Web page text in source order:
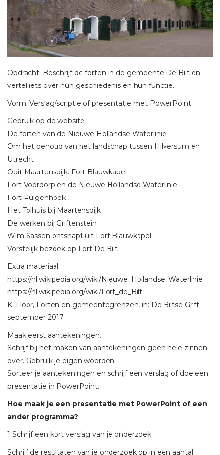
Opdracht: Beschrijf de forten in de gemeente De Bilt en
vertel iets over hun geschiedenis en hun functie.
Vorm: Verslag/scriptie of presentatie met PowerPoint.
Gebruik op de website:
De forten van de Nieuwe Hollandse Waterlinie
Om het behoud van het landschap tussen Hilversum en
Utrecht
Ooit Maartensdijk: Fort Blauwkapel
Fort Voordorp en de Nieuwe Hollandse Waterlinie
Fort Ruigenhoek
Het Tolhuis bij Maartensdijk
De werken bij Griftenstein
Wim Sassen ontsnapt uit Fort Blauwkapel
Vorstelijk bezoek op Fort De Bilt
Extra materiaal:
https://nl.wikipedia.org/wiki/Nieuwe_Hollandse_Waterlinie
https://nl.wikipedia.org/wiki/Fort_de_Bilt
K. Floor, Forten en gemeentegrenzen, in: De Biltse Grift
september 2017.
Maak eerst aantekeningen.
Schrijf bij het maken van aantekeningen geen hele zinnen
over. Gebruik je eigen woorden.
Sorteer je aantekeningen en schrijf een verslag of doe een
presentatie in PowerPoint.
Hoe maak je een presentatie met PowerPoint of een
ander programma?
1 Schrijf een kort verslag van je onderzoek.
Schrijf de resultaten van je onderzoek op in een aantal